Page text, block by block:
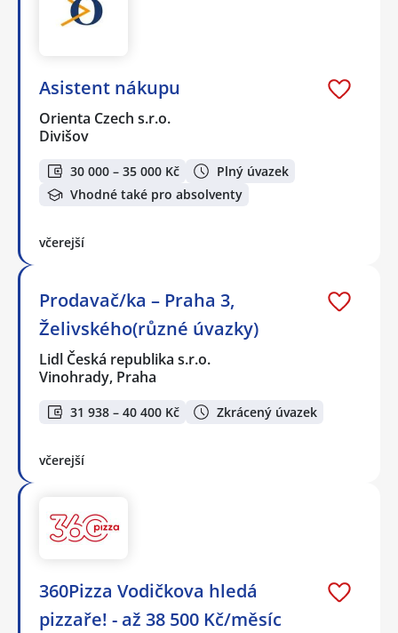
Asistent nákupu
Orienta Czech s.r.o.
Divišov
30 000 – 35 000 Kč
Plný úvazek
Vhodné také pro absolventy
včerejší
Prodavač/ka – Praha 3,
Želivského(různé úvazky)
Lidl Česká republika s.r.o.
Vinohrady, Praha
31 938 – 40 400 Kč Zkrácený úvazek
včerejší
360Pizza Vodičkova hledá
pizzaře! - až 38 500 Kč/měsíc